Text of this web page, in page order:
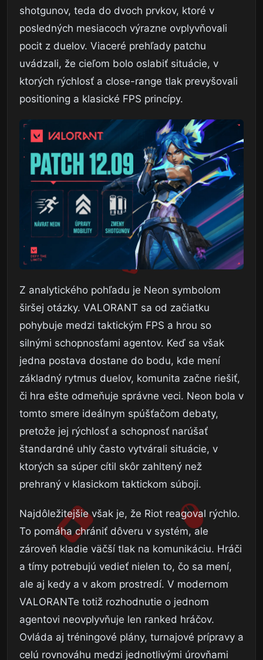
shotgunov, teda do dvoch prvkov, ktoré v
posledných mesiacoch výrazne ovplyvňovali
pocit z duelov. Viaceré prehľady patchu
uvádzali, že cieľom bolo oslabiť situácie, v
ktorých rýchlosť a close-range tlak prevyšovali
positioning a klasické FPS princípy.
Z analytického pohľadu je Neon symbolom
širšej otázky. VALORANT sa od začiatku
pohybuje medzi taktickým FPS a hrou so
silnými schopnosťami agentov. Keď sa však
jedna postava dostane do bodu, kde mení
základný rytmus duelov, komunita začne riešiť,
či hra ešte odmeňuje správne veci. Neon bola v
tomto smere ideálnym spúšťačom debaty,
pretože jej rýchlosť a schopnosť narúšať
štandardné uhly často vytvárali situácie, v
ktorých sa súper cítil skôr zahltený než
prehraný v klasickom taktickom súboji.
Najdôležitejšie však je, že Riot reagoval rýchlo.
To pomáha chrániť dôveru v systém, ale
zároveň kladie väčší tlak na komunikáciu. Hráči
a tímy potrebujú vedieť nielen to, čo sa mení,
ale aj kedy a v akom prostredí. V modernom
VALORANTe totiž rozhodnutie o jednom
agentovi neovplyvňuje len ranked hráčov.
Ovláda aj tréningové plány, turnajové prípravy a
celú rovnováhu medzi jednotlivými úrovňami